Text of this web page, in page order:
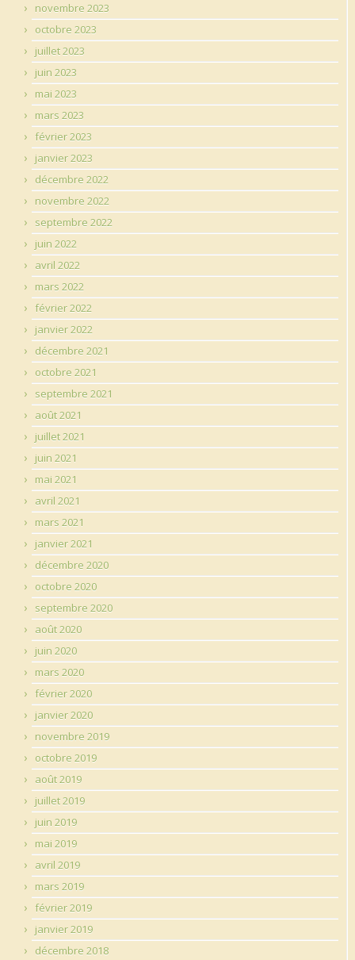
novembre 2023
octobre 2023
juillet 2023
juin 2023
mai 2023
mars 2023
février 2023
janvier 2023
décembre 2022
novembre 2022
septembre 2022
juin 2022
avril 2022
mars 2022
février 2022
janvier 2022
décembre 2021
octobre 2021
septembre 2021
août 2021
juillet 2021
juin 2021
mai 2021
avril 2021
mars 2021
janvier 2021
décembre 2020
octobre 2020
septembre 2020
août 2020
juin 2020
mars 2020
février 2020
janvier 2020
novembre 2019
octobre 2019
août 2019
juillet 2019
juin 2019
mai 2019
avril 2019
mars 2019
février 2019
janvier 2019
décembre 2018